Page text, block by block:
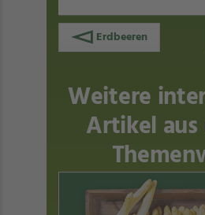
Erdbeeren
Weitere
Artikel